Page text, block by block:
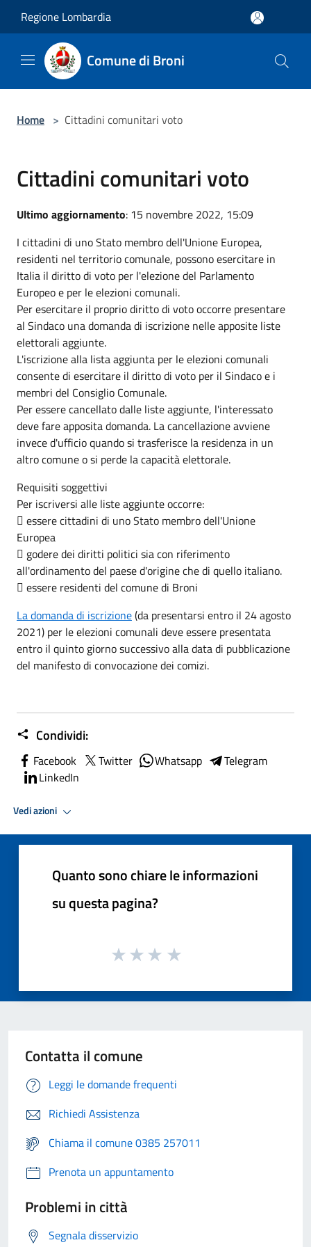
Regione Lombardia
Comune di Broni
Home > Cittadini comunitari voto
Cittadini comunitari voto
Ultimo aggiornamento: 15 novembre 2022, 15:09
I cittadini di uno Stato membro dell'Unione Europea,
residenti nel territorio comunale, possono esercitare in
Italia il diritto di voto per l'elezione del Parlamento
Europeo e per le elezioni comunali.
Per esercitare il proprio diritto di voto occorre presentare
al Sindaco una domanda di iscrizione nelle apposite liste
elettorali aggiunte.
L'iscrizione alla lista aggiunta per le elezioni comunali
consente di esercitare il diritto di voto per il Sindaco e i
membri del Consiglio Comunale.
Per essere cancellato dalle liste aggiunte, l'interessato
deve fare apposita domanda. La cancellazione avviene
invece d'ufficio quando si trasferisce la residenza in un
altro comune o si perde la capacità elettorale.
Requisiti soggettivi
Per iscriversi alle liste aggiunte occorre:
 essere cittadini di uno Stato membro dell'Unione
Europea
 godere dei diritti politici sia con riferimento
all'ordinamento del paese d'origine che di quello italiano.
 essere residenti del comune di Broni
La domanda di iscrizione(da presentarsi entro il 24 agosto
2021) per le elezioni comunali deve essere presentata
entro il quinto giorno successivo alla data di pubblicazione
del manifesto di convocazione dei comizi.
Condividi:
Facebook Twitter Whatsapp
Telegram
LinkedIn
Vedi azioni
Quanto sono chiare le informazioni
su questa pagina?
Contatta il comune
Leggi le domande frequenti
Richiedi Assistenza
Chiama il comune 0385 257011
Prenota un appuntamento
Problemi in città
Segnala disservizio